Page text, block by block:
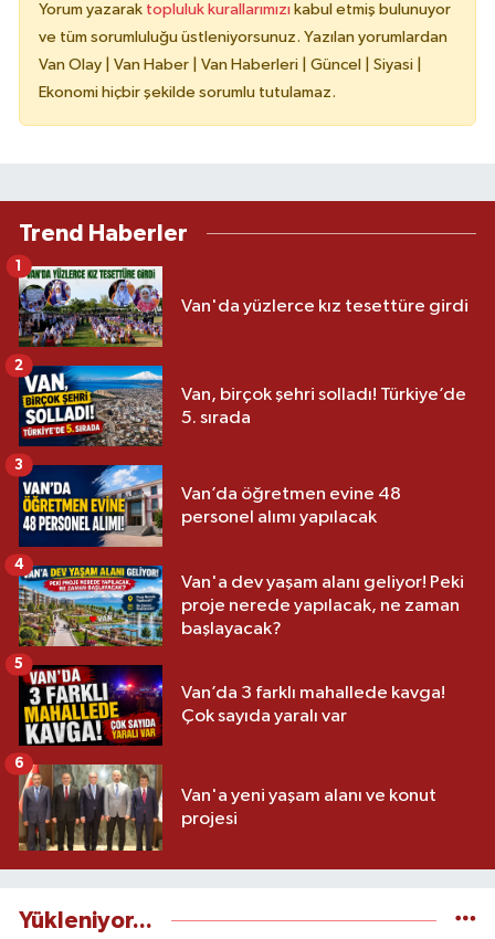
Yorum yazarak topluluk kurallarımızı kabul etmiş bulunuyor
ve tüm sorumluluğu üstleniyorsunuz. Yazılan yorumlardan
Van Olay | Van Haber | Van Haberleri | Güncel | Siyasi |
Ekonomi hiçbir şekilde sorumlu tutulamaz.
Trend Haberler
Van'da yüzlerce kız tesettüre girdi
1
Van, birçok şehri solladı! Türkiye’de
5. sırada
2
Van’da öğretmen evine 48
personel alımı yapılacak
3
Van'a dev yaşam alanı geliyor! Peki
proje nerede yapılacak, ne zaman
başlayacak?
4
Van’da 3 farklı mahallede kavga!
Çok sayıda yaralı var
5
Van'a yeni yaşam alanı ve konut
projesi
6
Yükleniyor...